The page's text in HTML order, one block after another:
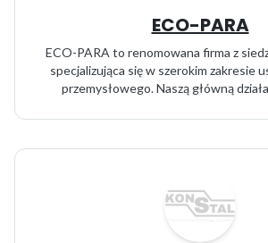
ECO-PARA
ECO-PARA to renomowana firma z
specjalizująca się w szerokim zakresie
przemysłowego. Naszą główną